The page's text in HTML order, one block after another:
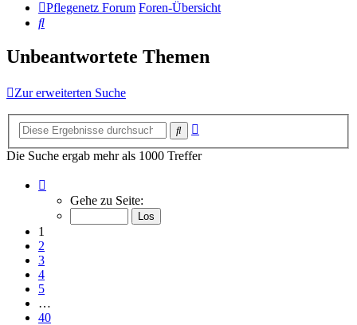
Pflegenetz Forum Foren-Übersicht
Suche
Unbeantwortete Themen
Zur erweiterten Suche
Suche
Die Suche ergab mehr als 1000 Treffer
von
Gehe zu Seite:
1
2
3
4
5
…
40